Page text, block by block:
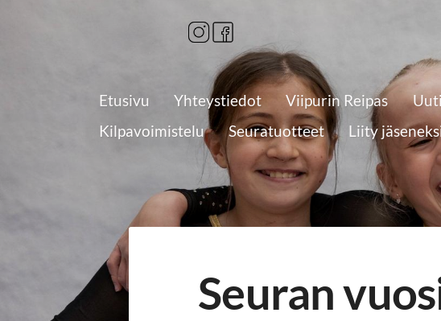
Etusivu Yhteystiedot Viipurin Reipas
Kilpavoimistelu
Seuratuotteet Liity
Seuran